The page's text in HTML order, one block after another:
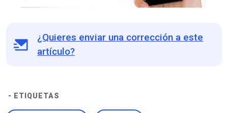
¿Quieres enviar una corrección a este
artículo?
- ETIQUETAS